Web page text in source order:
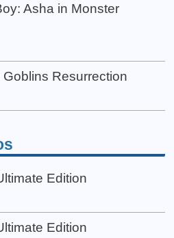
Asha in Monster
Resurrection
Edition
Edition